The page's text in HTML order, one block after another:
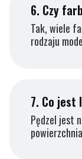
6. Czy
Tak, wiele
rodzaju
7. Co jest
Pędzel jest